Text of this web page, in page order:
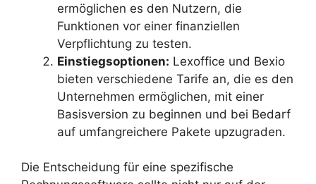
ermöglichen es den Nutzern, die
Funktionen vor einer finanziellen
Verpflichtung zu testen.
Einstiegsoptionen: Lexoffice und Bexio
bieten verschiedene Tarife an, die es den
Unternehmen ermöglichen, mit einer
Basisversion zu beginnen und bei Bedarf
auf umfangreichere Pakete upzugraden.
Die Entscheidung für eine spezifische